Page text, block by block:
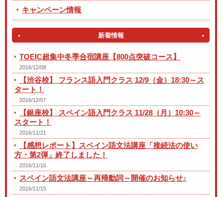
キャンペーン情報
新着情報
TOEIC超集中冬季合宿講座【800点突破コース】
2016/12/08
【渋谷校】 フランス語入門クラス 12/9（金）18:30～ス
タート！
2016/12/07
【銀座校】 スペイン語入門クラス 11/28（月）10:30～
スタート！
2016/11/21
【感想レポート】スペイン語文法講座「接続法の使い
方・第2弾」終了しました！
2016/11/16
スペイン語文法講座～再帰動詞～開催のお知らせ♪
2016/11/15